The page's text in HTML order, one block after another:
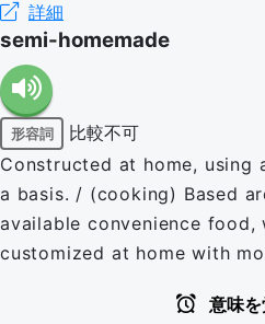
詳細
semi-homemade
形容詞
比較不可
Constructed at home, using
a basis. / (cooking) Based
available convenience food,
customized at home with
意味